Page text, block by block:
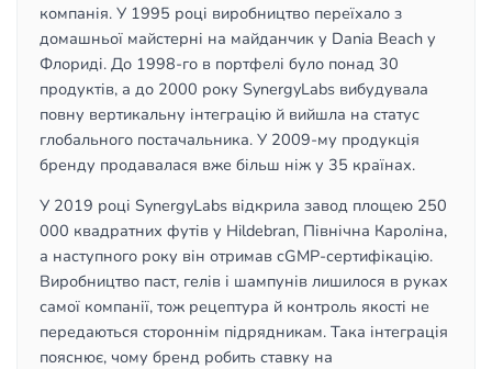
компанія. У 1995 році виробництво переїхало з
домашньої майстерні на майданчик у Dania Beach у
Флориді. До 1998-го в портфелі було понад 30
продуктів, а до 2000 року SynergyLabs вибудувала
повну вертикальну інтеграцію й вийшла на статус
глобального постачальника. У 2009-му продукція
бренду продавалася вже більш ніж у 35 країнах.
У 2019 році SynergyLabs відкрила завод площею 250
000 квадратних футів у Hildebran, Північна Кароліна,
а наступного року він отримав cGMP-сертифікацію.
Виробництво паст, гелів і шампунів лишилося в руках
самої компанії, тож рецептура й контроль якості не
передаються стороннім підрядникам. Така інтеграція
пояснює, чому бренд робить ставку на